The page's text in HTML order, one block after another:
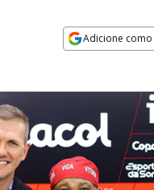
Adicione